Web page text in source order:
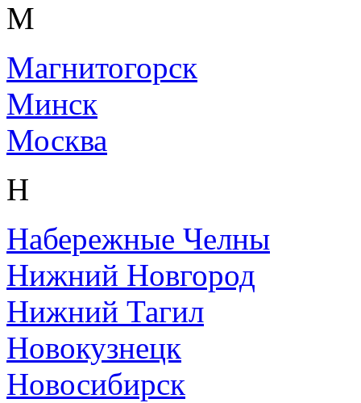
М
Магнитогорск
Минск
Москва
Н
Набережные Челны
Нижний Новгород
Нижний Тагил
Новокузнецк
Новосибирск